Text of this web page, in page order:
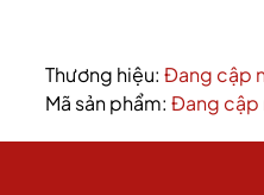
Thương hiệu: Đang cập
Mã sản phẩm: Đang cập